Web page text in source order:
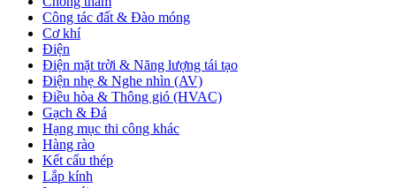
Công tác đất & Đào móng
Cơ khí
Điện
Điện mặt trời & Năng lượng tái tạo
Điện nhẹ & Nghe nhìn (AV)
Điều hòa & Thông gió (HVAC)
Gạch & Đá
Hạng mục thi công khác
Hàng rào
Kết cấu thép
Lắp kính